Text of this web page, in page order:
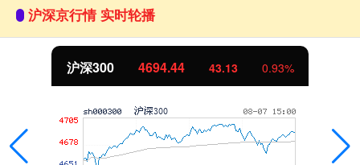
沪深京行情 实时轮播
沪深300 4694.44 43.13 0.93%